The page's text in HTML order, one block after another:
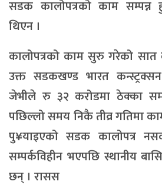
सडक कालोपत्रको काम सम्पन्न
थिएन ।
कालोपत्रको काम सुरु गरेको सात
उक्त सडकखण्ड भारत
जेभीले रु ३२ करोडमा ठेक्का
पछिल्लो समय निकै तीव्र गतिमा
पु¥याइएको सडक कालोपत्र
सम्पर्कविहीन भएपछि स्थानीय
छन् । रासस